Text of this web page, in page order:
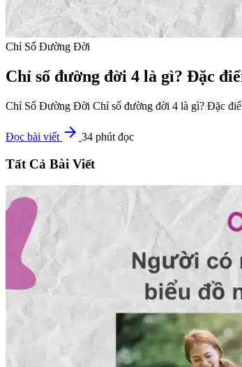
Chỉ Số Đường Đời
Chỉ số đường đời 4 là gì? Đặc
Chỉ Số Đường Đời Chỉ số đường đời 4 là gì? Đặc
Đọc bài viết arrow_forward 34 phút đọc
Tất Cả Bài Viết